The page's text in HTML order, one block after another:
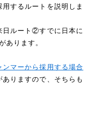
するルートを説明しま
ルート②すでに日本に
あります。
ンマーから採用する場合
ありますので、そちらも